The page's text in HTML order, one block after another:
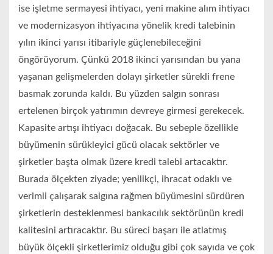
ise işletme sermayesi ihtiyacı, yeni makine alım ihtiyacı
ve modernizasyon ihtiyacına yönelik kredi talebinin
yılın ikinci yarısı itibariyle güçlenebileceğini
öngörüyorum. Çünkü 2018 ikinci yarısından bu yana
yaşanan gelişmelerden dolayı şirketler sürekli frene
basmak zorunda kaldı. Bu yüzden salgın sonrası
ertelenen birçok yatırımın devreye girmesi gerekecek.
Kapasite artışı ihtiyacı doğacak. Bu sebeple özellikle
büyümenin sürükleyici gücü olacak sektörler ve
şirketler başta olmak üzere kredi talebi artacaktır.
Burada ölçekten ziyade; yenilikçi, ihracat odaklı ve
verimli çalışarak salgına rağmen büyümesini sürdüren
şirketlerin desteklenmesi bankacılık sektörünün kredi
kalitesini artıracaktır. Bu süreci başarı ile atlatmış
büyük ölçekli şirketlerimiz olduğu gibi çok sayıda ve çok